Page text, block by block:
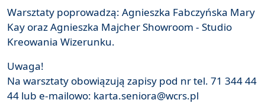
Warsztaty poprowadzą: Agnieszka Fabczyńska Mary
Kay oraz Agnieszka Majcher Showroom - Studio
Kreowania Wizerunku.
Uwaga!
Na warsztaty obowiązują zapisy pod nr tel. 71 344 44
44 lub e-mailowo: karta.seniora@wcrs.pl